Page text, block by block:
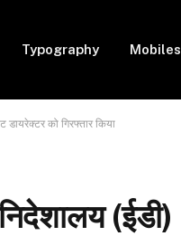
Typography Mobiles
को गिरफ्तार किया
(ईडी)